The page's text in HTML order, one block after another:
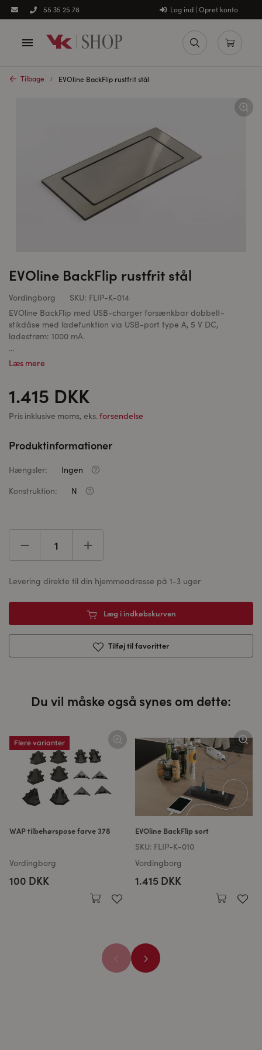
55 35 25 78 Log ind | Opret konto
Tilbage EVOline BackFlip rustfrit stål
EVOline BackFlip rustfrit stål
Vordingborg SKU: FLIP-K-014
EVOline BackFlip med USB-charger forsænkbar dobbelt-
stikdåse med ladefunktion via USB-port type A, 5 V DC,
ladestrøm: 1000 mA.
...
Læs mere
1.415 DKK
Pris inklusive moms, eks.forsendelse
Produktinformationer
Hængsler:
Ingen
Konstruktion:
N
Levering direkte til din hjemmeadresse på 1-3 uger
Læg i indkøbskurven
Tilføj til favoritter
Du vil måske også synes om dette:
Flere varianter
WAP tilbehørspose farve 378
Vordingborg
100 DKK
EVOline BackFlip sort
SKU: FLIP-K-010
Vordingborg
1.415 DKK